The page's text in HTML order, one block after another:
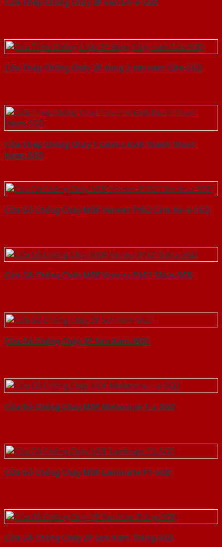
Cửa Thép Chống Cháy 2P dung 2 tay nam Cửa-SGD
Cửa Thép Chống Cháy 1 canh o kinh thanh thoat
hiem-SGD
Cửa Gỗ Chống Cháy MDF Veneer P1R2 Căm Xe-a-SGD
Cửa Gỗ Chống Cháy MDF Veneer P1G1 Sồi-a-SGD
Cửa Gỗ Chống Cháy 2P Sơn Xám-SGD
Cửa Gỗ Chống Cháy MDF Melamine 1-a-SGD
Cửa Gỗ Chống Cháy MDF Laminate P1-SGD
Cửa Gỗ Chống Cháy 2P Sơn Xám Trắng-SGD